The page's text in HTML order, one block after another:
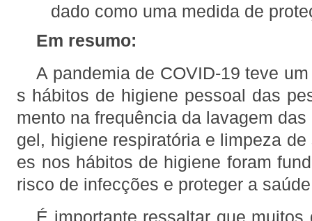
dado como uma medida de
Em resumo:
A pandemia de COVID-19 teve
s hábitos de higiene pessoal das
mento na frequência da lavagem
gel, higiene respiratória e limpeza
es nos hábitos de higiene foram
risco de infecções e proteger a